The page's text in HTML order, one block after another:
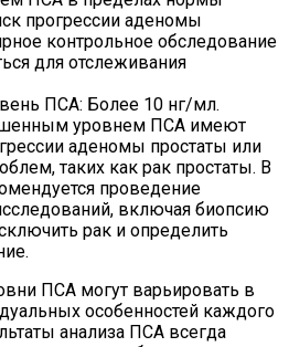
прогрессии аденомы
контрольное обследование
для отслеживания
ПСА: Более 10 нг/мл.
уровнем ПСА имеют
аденомы простаты или
таких как рак простаты. В
проведение
включая биопсию
рак и определить
ПСА могут варьировать в
особенностей каждого
анализа ПСА всегда